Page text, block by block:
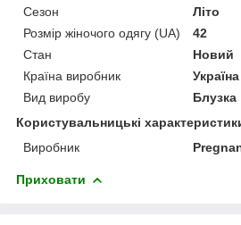
Сезон
Літо
Розмір жіночого одягу (UA)
42
Стан
Новий
Країна виробник
Україна
Вид виробу
Блузка
Користувальницькі
Виробник
Приховати